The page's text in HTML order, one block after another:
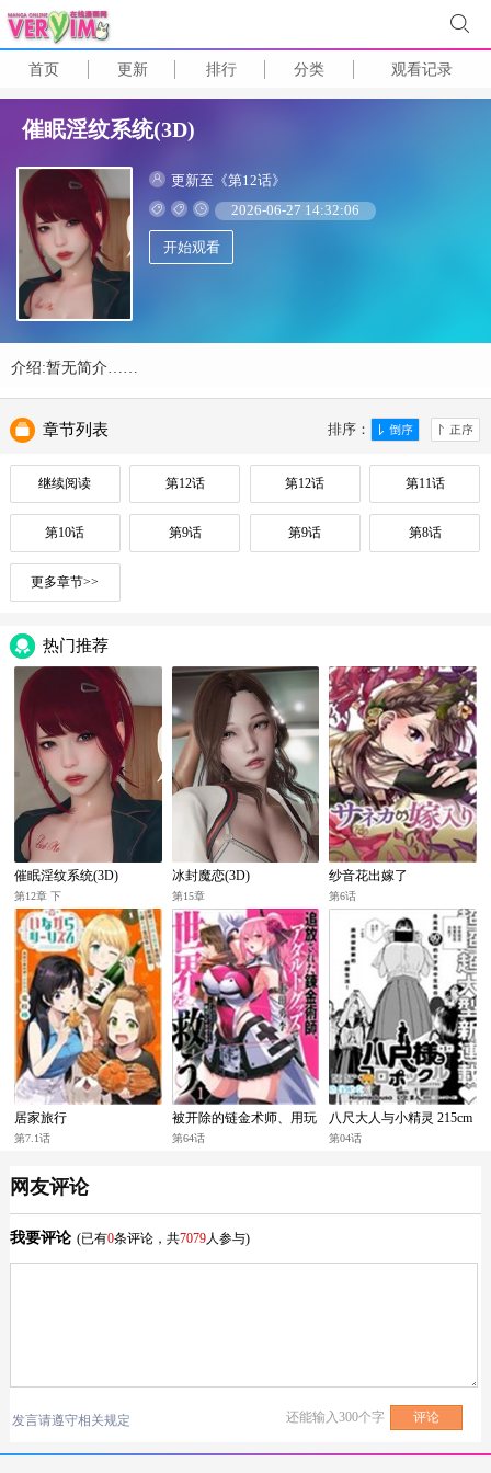
首页 更新 排行 分类 观看记录
催眠淫纹系统(3D)
更新至《第12话》
2026-06-27 14:32:06
开始观看
介绍:暂无简介……
排序：
章节列表
继续阅读 第12话 第12话 第11话
第10话 第9话 第9话 第8话
更多章节>>
热门推荐
催眠淫纹系统(3D)
第12章 下
冰封魔恋(3D)
第15章
纱音花出嫁了
第6话
居家旅行
第7.1话
被开除的链金术师、用玩
具拯救世界～让一切魔兽
第64话
八尺大人与小精灵 215cm
与135cm的女子高中生
第04话
网友评论
我要评论 (已有0条评论，共7079人参与)
发言请遵守相关规定 还能输入300个字